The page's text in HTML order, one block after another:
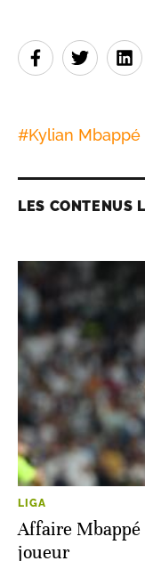
#Kylian Mbappé
LES CONTENUS
LIGA
Affaire
joueur